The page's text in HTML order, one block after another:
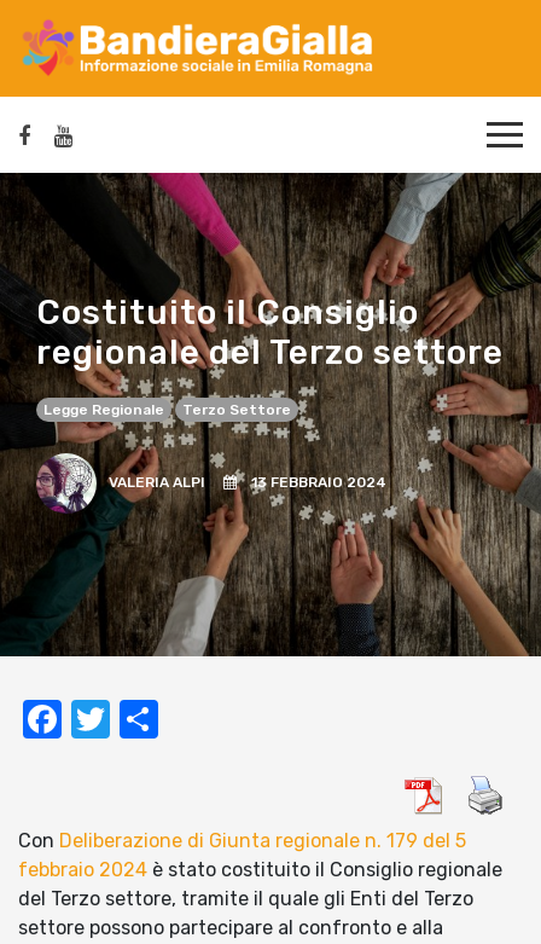
Costituito il Consiglio
regionale del Terzo settore
Legge Regionale Terzo Settore
VALERIA ALPI 13 FEBBRAIO 2024
Facebook
Twitter
Con Deliberazione di Giunta regionale n. 179 del 5
febbraio 2024 è stato costituito il Consiglio regionale
del Terzo settore, tramite il quale gli Enti del Terzo
settore possono partecipare al confronto e alla